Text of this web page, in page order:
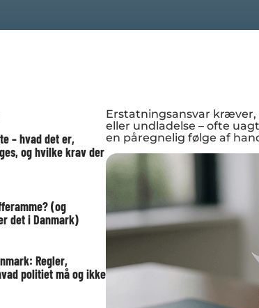
– hvad det er,
og hvilke krav der
(og
det i Danmark)
Regler,
politiet må og ikke
Erstatningsansvar kræver,
eller undladelse – ofte
en påregnelig følge af